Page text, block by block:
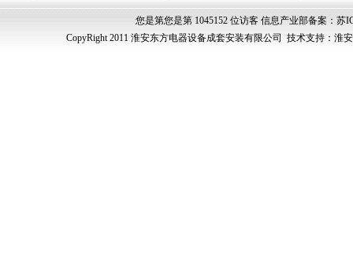
您是第您是第 1045152 位访客 信息产业部备案：苏
CopyRight 2011 淮安东方电器设备成套安装有限公司 技术支持：淮